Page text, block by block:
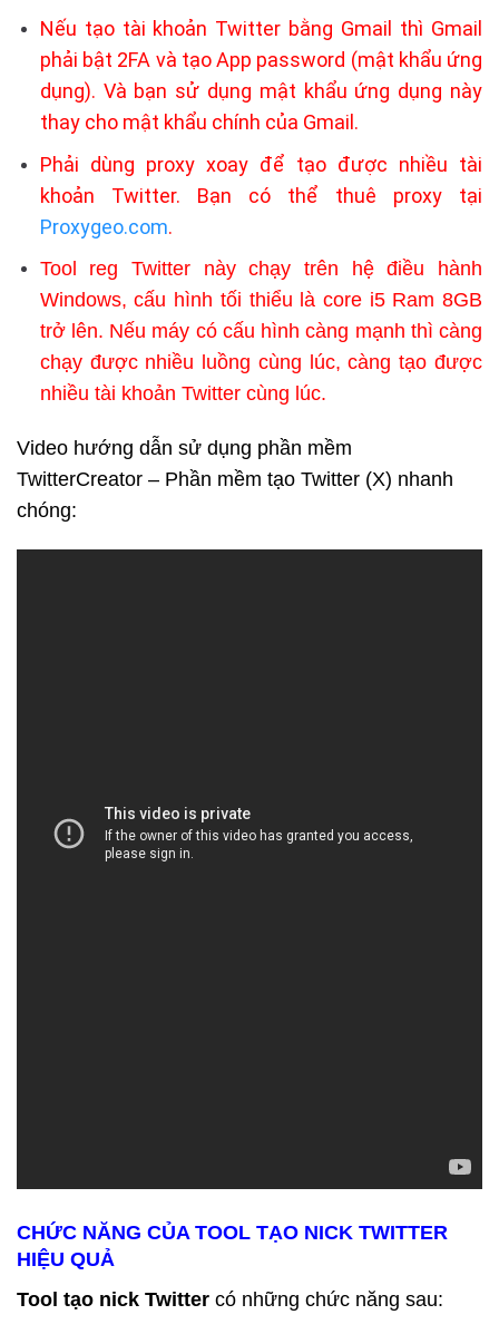
Nếu tạo tài khoản Twitter bằng Gmail thì Gmail
phải bật 2FA và tạo App password (mật khẩu ứng
dụng). Và bạn sử dụng mật khẩu ứng dụng này
thay cho mật khẩu chính của Gmail.
Phải dùng proxy xoay để tạo được nhiều tài
khoản Twitter. Bạn có thể thuê proxy tại
Proxygeo.com.
Tool reg Twitter này chạy trên hệ điều hành
Windows, cấu hình tối thiểu là core i5 Ram 8GB
trở lên. Nếu máy có cấu hình càng mạnh thì càng
chạy được nhiều luồng cùng lúc, càng tạo được
nhiều tài khoản Twitter cùng lúc.
Video hướng dẫn sử dụng phần mềm
TwitterCreator – Phần mềm tạo Twitter (X) nhanh
chóng:
CHỨC NĂNG CỦA TOOL TẠO NICK TWITTER
HIỆU QUẢ
Tool tạo nick Twitter có những chức năng sau: